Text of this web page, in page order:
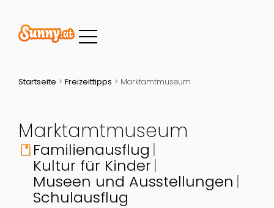
Startseite > Freizeittipps > Marktamtmuseum
Marktamtmuseum
book Familienausflug
Kultur für Kinder
Museen und Ausstellungen
Schulausflug